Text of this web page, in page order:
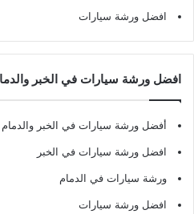
افضل ورشة سيارات
افضل ورشة سيارات في الخبر
أفضل ورشة سيارات في الخبر والدمام
افضل ورشة سيارات في الخبر
ورشة سيارات في الدمام
افضل ورشة سيارات